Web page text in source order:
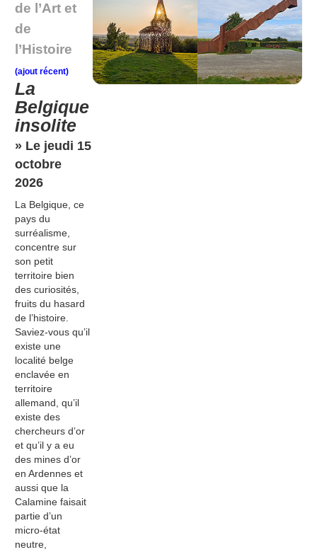
de l’Art et
de
l’Histoire
(ajout récent)
La
Belgique
insolite
» Le jeudi 15
octobre
2026
La Belgique, ce
pays du
surréalisme,
concentre sur
son petit
territoire bien
des curiosités,
fruits du hasard
de l’histoire.
Saviez-vous qu’il
existe une
localité belge
enclavée en
territoire
allemand, qu’il
existe des
chercheurs d’or
et qu’il y a eu
des mines d’or
en Ardennes et
aussi que la
Calamine faisait
partie d’un
micro-état
neutre,